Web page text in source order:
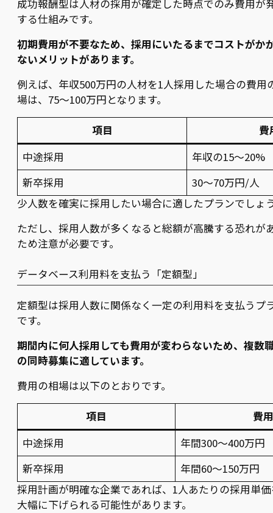
成功報酬型は人材の採用が確定した時点でのみ費用が
する仕組みです。
初期費用が不要なため、採用にいたるまでコストがか
ないメリットがあります。
例えば、年収500万円の人材を1人採用した場合の費用
場は、75〜100万円となります。
項目
費
中途採用
年収の15〜20%
新卒採用
30〜70万円/人
少人数を確実に採用したい場合に適したプランでしょ
ただし、採用人数が多くなると総額が高騰する恐れが
ため注意が必要です。
データベース利用料を支払う「定額型」
定額型は採用人数に関係なく一定の利用料を支払うプ
です。
期間内に何人採用しても費用が変わらないため、複数
の同時募集に適しています。
費用の相場は以下のとおりです。
項目
費
中途採用
年間300〜400万円
新卒採用
年間60〜150万円
採用計画が明確な企業であれば、1人あたりの採用単
大幅に下げられる可能性があります。